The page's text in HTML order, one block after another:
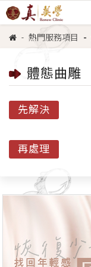
熱門服務項目
體態曲雕
先解決
再處理